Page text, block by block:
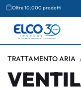
Agevolazioni fiscali
TRATTAMENTO ARIA